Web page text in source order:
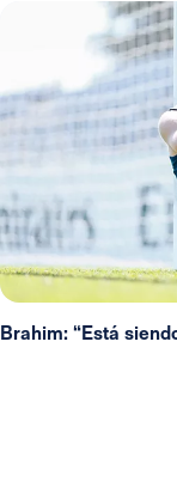
Brahim: “Está